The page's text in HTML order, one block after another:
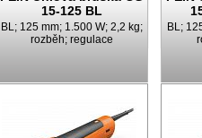
15-125 BL
BL; 125 mm; 1.500 W; 2,2 kg;
rozběh; regulace
BL;